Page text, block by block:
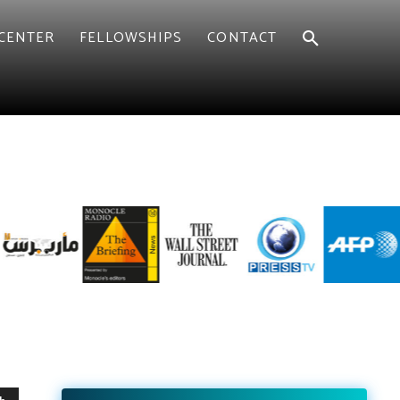
FELLOWSHIPS CONTACT